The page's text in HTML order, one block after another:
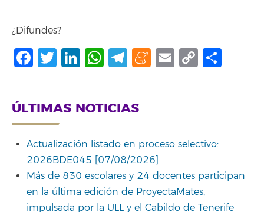
¿Difundes?
Facebook
Twitter
LinkedIn
WhatsApp
Telegram
Meneame
Email
Copy
ÚLTIMAS NOTICIAS
Actualización listado en proceso selectivo:
2026BDE045 [07/08/2026]
Más de 830 escolares y 24 docentes participan
en la última edición de ProyectaMates,
impulsada por la ULL y el Cabildo de Tenerife